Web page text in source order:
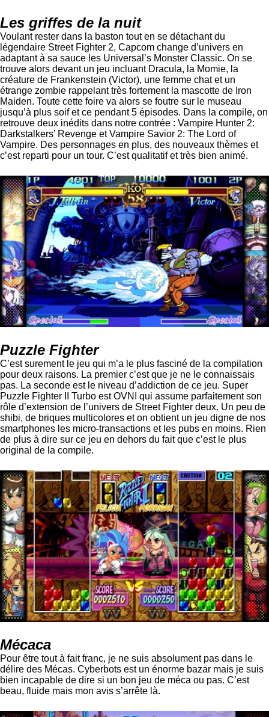
Les griffes de la nuit
Voulant rester dans la baston tout en se détachant du
légendaire Street Fighter 2, Capcom change d’univers en
adaptant à sa sauce les Universal’s Monster Classic. On se
trouve alors devant un jeu incluant Dracula, la Momie, la
créature de Frankenstein (Victor), une femme chat et un
étrange zombie rappelant très fortement la mascotte de Iron
Maiden. Toute cette foire va alors se foutre sur le museau
jusqu’à plus soif et ce pendant 5 épisodes. Dans la compile, on
retrouve deux inédits dans notre contrée : Vampire Hunter 2:
Darkstalkers’ Revenge et Vampire Savior 2: The Lord of
Vampire. Des personnages en plus, des nouveaux thèmes et
c’est reparti pour un tour. C’est qualitatif et très bien animé.
Puzzle Fighter
C’est surement le jeu qui m’a le plus fasciné de la compilation
pour deux raisons. La premier c’est que je ne le connaissais
pas. La seconde est le niveau d’addiction de ce jeu. Super
Puzzle Fighter II Turbo est OVNI qui assume parfaitement son
rôle d’extension de l’univers de Street Fighter deux. Un peu de
shibi, de briques multicolores et on obtient un jeu digne de nos
smartphones les micro-transactions et les pubs en moins. Rien
de plus à dire sur ce jeu en dehors du fait que c’est le plus
original de la compile.
Mécaca
Pour être tout à fait franc, je ne suis absolument pas dans le
délire des Mécas. Cyberbots est un énorme bazar mais je suis
bien incapable de dire si un bon jeu de méca ou pas. C’est
beau, fluide mais mon avis s’arrête là.